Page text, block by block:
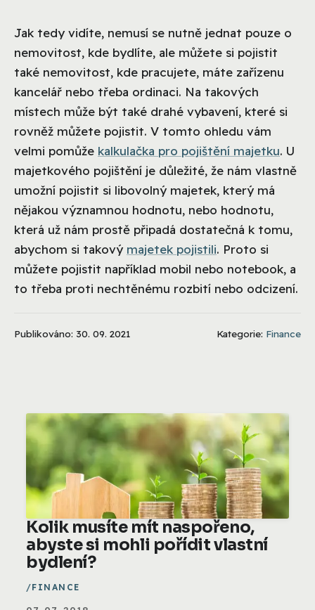
Jak tedy vidíte, nemusí se nutně jednat pouze o
nemovitost, kde bydlíte, ale můžete si pojistit
také nemovitost, kde pracujete, máte zařízenu
kancelář nebo třeba ordinaci. Na takových
místech může být také drahé vybavení, které si
rovněž můžete pojistit. V tomto ohledu vám
velmi pomůže kalkulačka pro pojištění majetku. U
majetkového pojištění je důležité, že nám vlastně
umožní pojistit si libovolný majetek, který má
nějakou významnou hodnotu, nebo hodnotu,
která už nám prostě připadá dostatečná k tomu,
abychom si takový majetek pojistili. Proto si
můžete pojistit například mobil nebo notebook, a
to třeba proti nechtěnému rozbití nebo odcizení.
Publikováno: 30. 09. 2021 Kategorie: Finance
Kolik musíte mít naspořeno,
abyste si mohli pořídit vlastní
bydlení?
FINANCE